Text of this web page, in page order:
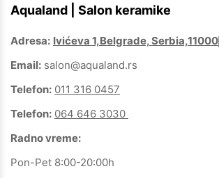
Aqualand | Salon keramike
Adresa: Ivićeva 1,Belgrade, Serbia,11000
Email: salon@aqualand.rs
Telefon: 011 316 0457
Telefon: 064 646 3030
Radno vreme:
Pon-Pet 8:00-20:00h